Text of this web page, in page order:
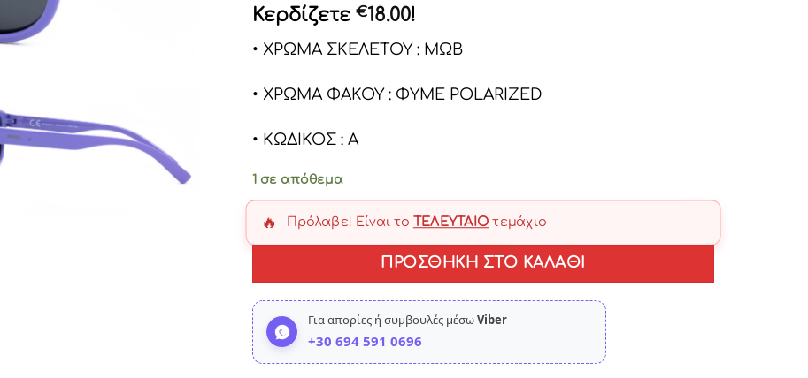
price
was:
€56.00.
τρέχουσα
τιμή
είναι:
€38.00.
Κερδίζετε €18.00!
• ΧΡΩΜΑ ΣΚΕΛΕΤΟΥ : ΜΩΒ
• ΧΡΩΜΑ ΦΑΚΟΥ : ΦΥΜΕ POLARIZED
• ΚΩΔΙΚΟΣ : A
1 σε απόθεμα
🔥 Πρόλαβε! Είναι το ΤΕΛΕΥΤΑΊΟ τεμάχιο
ΠΡΟΣΘΉΚΗ ΣΤΟ ΚΑΛΆΘΙ
Για απορίες ή συμβουλές μέσωViber
+30 694 591 0696